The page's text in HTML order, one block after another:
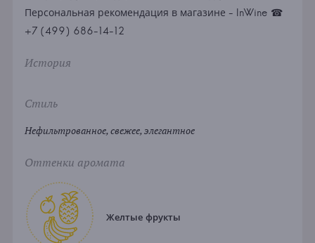
Персональная рекомендация в магазине - InWine ☎
+7 (499) 686-14-12
История
Стиль
Нефильтрованное, свежее, элегантное
Оттенки аромата
Желтые фрукты